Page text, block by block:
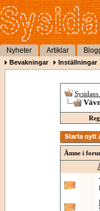
Nyheter Artiklar
Bevakningar Inställningar
Ämne i